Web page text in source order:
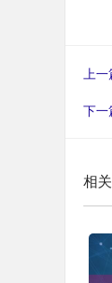
上一
下一
相